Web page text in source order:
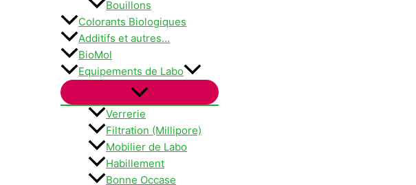
Bouillons
Colorants Biologiques
Additifs et autres…
BioMol
Equipements de Labo
Verrerie
Filtration (Millipore)
Mobilier de Labo
Habillement
Bonne Occase